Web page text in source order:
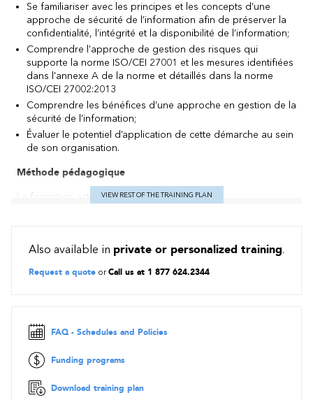
Se familiariser avec les principes et les concepts d’une
approche de sécurité de l’information afin de préserver la
confidentialité, l’intégrité et la disponibilité de l’information;
Comprendre l'approche de gestion des risques qui
supporte la norme ISO/CEI 27001 et les mesures identifiées
dans l'annexe A de la norme et détaillés dans la norme
ISO/CEI 27002:2013
Comprendre les bénéfices d’une approche en gestion de la
sécurité de l’information;
Évaluer le potentiel d’application de cette démarche au sein
de son organisation.
Méthode pédagogique
La formation est d’une durée de 7 heures;
Au cours de cette formation, à l’aide d’exemples, le participant
apprendra l’application des outils couramment utilisés pour
Les interactions entre les participants.
Contenu
Introduction et certification
VIEW REST OF THE TRAINING PLAN
Also available in private or personalized training.
Request a quote orCall us at 1 877 624.2344
FAQ - Schedules and Policies
Funding programs
Download training plan